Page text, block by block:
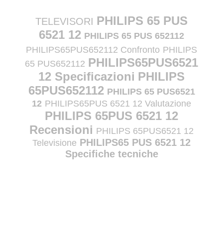
TELEVISORI PHILIPS 65 PUS
6521 12 PHILIPS 65 PUS 652112
PHILIPS65PUS652112 Confronto PHILIPS
65 PUS652112 PHILIPS65PUS6521
12 Specificazioni PHILIPS
65PUS652112 PHILIPS 65 PUS6521
12 PHILIPS65PUS 6521 12 Valutazione
PHILIPS 65PUS 6521 12
Recensioni PHILIPS 65PUS6521 12
Televisione PHILIPS65 PUS 6521 12
Specifiche tecniche